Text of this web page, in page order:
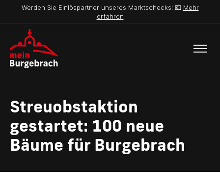
Werden Sie Einlöspartner unseres Marktschecks! 💶 Mehr
erfahren
Streuobstaktion
gestartet: 100 neue
Bäume für Burgebrach